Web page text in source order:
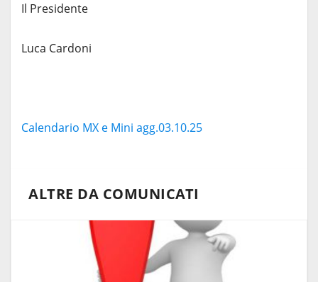
Il Presidente
Luca Cardoni
Calendario MX e Mini agg.03.10.25
ALTRE DA COMUNICATI